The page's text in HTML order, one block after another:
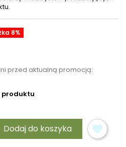
8%
przed aktualną promocją:
produktu
Dodaj do koszyka